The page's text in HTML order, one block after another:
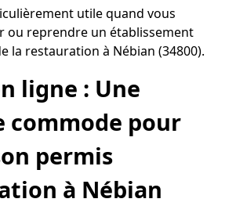
utile quand vous
ou reprendre un établissement
la restauration à Nébian (34800).
ligne : Une
commode pour
permis
à Nébian